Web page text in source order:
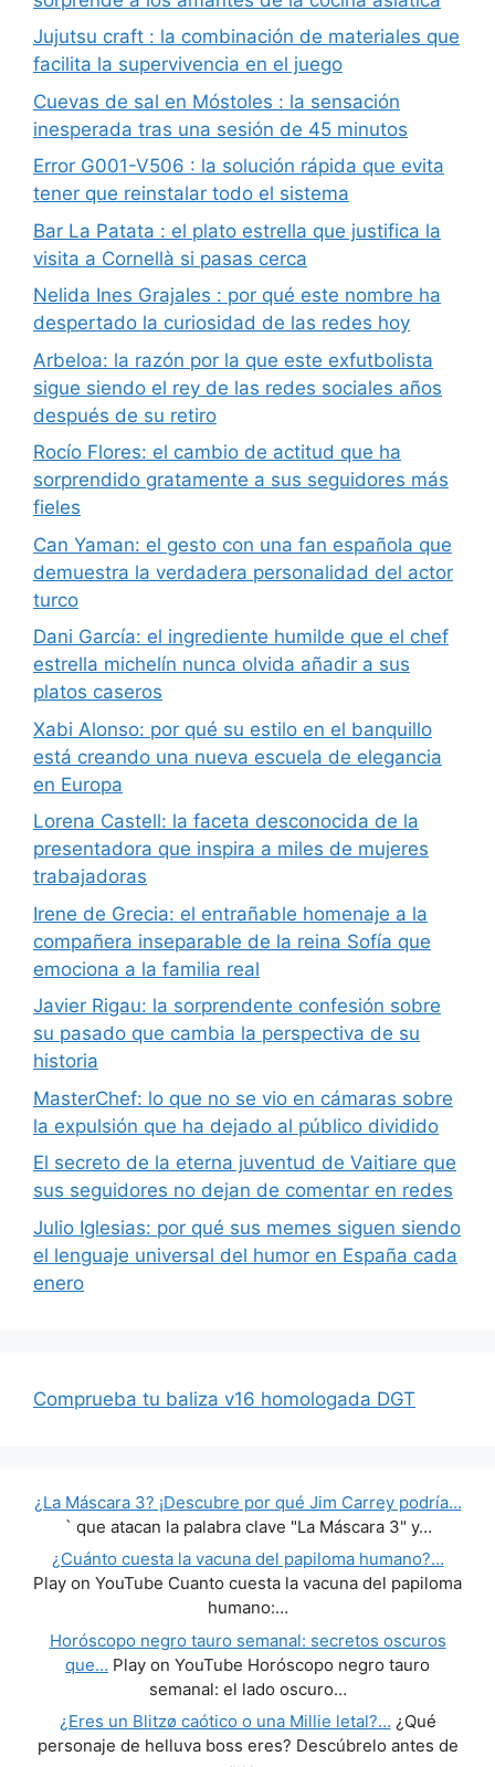
Jujutsu craft : la combinación de materiales que
facilita la supervivencia en el juego
Cuevas de sal en Móstoles : la sensación
inesperada tras una sesión de 45 minutos
Error G001-V506 : la solución rápida que evita
tener que reinstalar todo el sistema
Bar La Patata : el plato estrella que justifica la
visita a Cornellà si pasas cerca
Nelida Ines Grajales : por qué este nombre ha
despertado la curiosidad de las redes hoy
Arbeloa: la razón por la que este exfutbolista
sigue siendo el rey de las redes sociales años
después de su retiro
Rocío Flores: el cambio de actitud que ha
sorprendido gratamente a sus seguidores más
fieles
Can Yaman: el gesto con una fan española que
demuestra la verdadera personalidad del actor
turco
Dani García: el ingrediente humilde que el chef
estrella michelín nunca olvida añadir a sus
platos caseros
Xabi Alonso: por qué su estilo en el banquillo
está creando una nueva escuela de elegancia
en Europa
Lorena Castell: la faceta desconocida de la
presentadora que inspira a miles de mujeres
trabajadoras
Irene de Grecia: el entrañable homenaje a la
compañera inseparable de la reina Sofía que
emociona a la familia real
Javier Rigau: la sorprendente confesión sobre
su pasado que cambia la perspectiva de su
historia
MasterChef: lo que no se vio en cámaras sobre
la expulsión que ha dejado al público dividido
El secreto de la eterna juventud de Vaitiare que
sus seguidores no dejan de comentar en redes
Julio Iglesias: por qué sus memes siguen siendo
el lenguaje universal del humor en España cada
enero
Comprueba tu baliza v16 homologada DGT
¿La Máscara 3? ¡Descubre por qué Jim Carrey podría…
` que atacan la palabra clave "La Máscara 3" y…
¿Cuánto cuesta la vacuna del papiloma humano?…
Play on YouTube Cuanto cuesta la vacuna del papiloma
humano:…
Horóscopo negro tauro semanal: secretos oscuros
que… Play on YouTube Horóscopo negro tauro
semanal: el lado oscuro…
¿Eres un Blitzø caótico o una Millie letal?… ¿Qué
personaje de helluva boss eres? Descúbrelo antes de